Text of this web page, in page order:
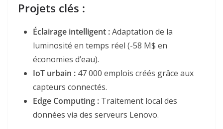
Projets clés :
Éclairage intelligent :Adaptation de la
luminosité en temps réel (-58 M$ en
économies d’eau).
IoT urbain : 47 000 emplois créés grâce aux
capteurs connectés.
Edge Computing : Traitement local des
données via des serveurs Lenovo.